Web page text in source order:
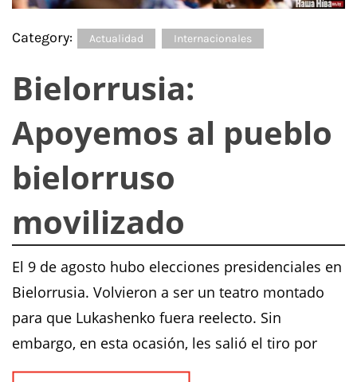
Category: Actualidad Internacionales
Bielorrusia:
Apoyemos al pueblo
bielorruso
movilizado
El 9 de agosto hubo elecciones presidenciales en
Bielorrusia. Volvieron a ser un teatro montado
para que Lukashenko fuera reelecto. Sin
embargo, en esta ocasión, les salió el tiro por